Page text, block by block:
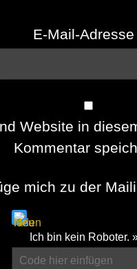
E-Mail-
Website in
Kommentar
mich zu der
Ich bin kein Roboter.